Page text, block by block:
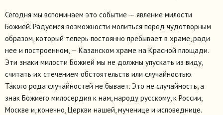
Сегодня мы вспоминаем это событие — явление милости
Божией. Радуемся возможности молиться перед чудотворным
образом, который теперь постоянно пребывает в храме, ради
нее и построенном, — Казанском храме на Красной площади.
Эти знаки милости Божией мы не должны упускать из виду,
считать их стечением обстоятельств или случайностью.
Такого рода случайностей не бывает. Это не случайность, а
знак Божиего милосердия к нам, народу русскому, к России,
Москве и, конечно, Церкви нашей, мученице и исповеднице.